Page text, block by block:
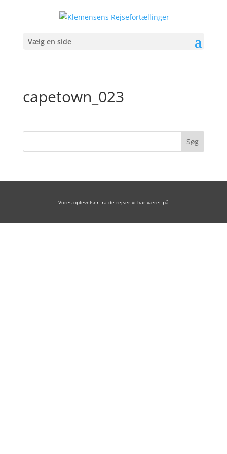
Vælg en side
capetown_023
Vores oplevelser fra de rejser vi har været på